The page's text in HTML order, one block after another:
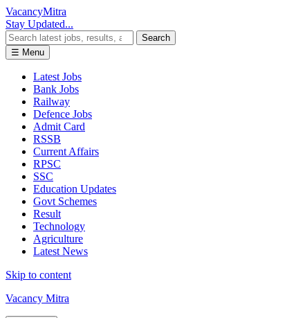
VacancyMitra
Stay Updated...
Search
☰ Menu
Latest Jobs
Bank Jobs
Railway
Defence Jobs
Admit Card
RSSB
Current Affairs
RPSC
SSC
Education Updates
Govt Schemes
Result
Technology
Agriculture
Latest News
Skip to content
Vacancy Mitra